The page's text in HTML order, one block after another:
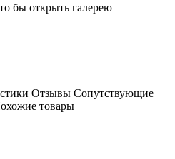
бы открыть галерею
Отзывы Сопутствующие
товары